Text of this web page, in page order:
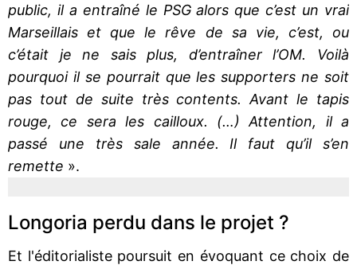
public, il a entraîné le PSG alors que c’est un vrai
Marseillais et que le rêve de sa vie, c’est, ou
c’était je ne sais plus, d’entraîner l’OM. Voilà
pourquoi il se pourrait que les supporters ne soit
pas tout de suite très contents. Avant le tapis
rouge, ce sera les cailloux. (…) Attention, il a
passé une très sale année. Il faut qu’il s’en
remette ».
Longoria perdu dans le projet ?
Et l'éditorialiste poursuit en évoquant ce choix de